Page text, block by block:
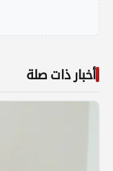
أخبار ذات صلة